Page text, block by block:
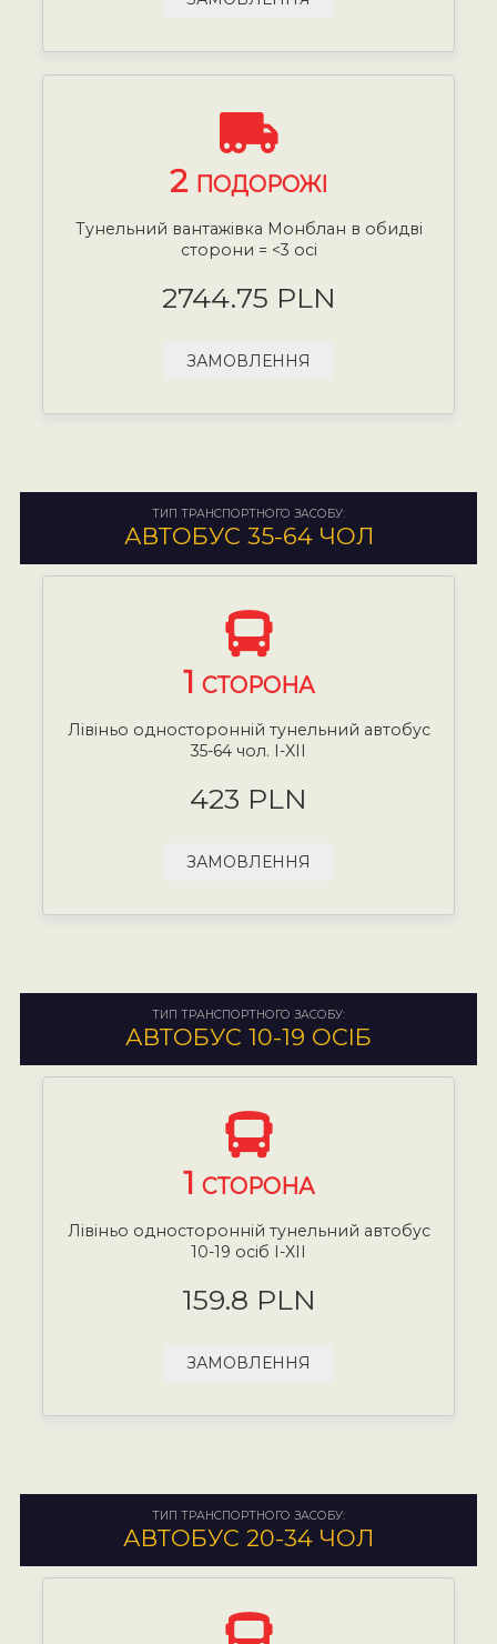
2 ПОДОРОЖІ
Тунельний вантажівка Монблан в обидві
сторони = <3 осі
2744.75 PLN
ЗАМОВЛЕННЯ
ТИП ТРАНСПОРТНОГО ЗАСОБУ:
АВТОБУС 35-64 ЧОЛ
1 СТОРОНА
Лівіньо односторонній тунельний автобус
35-64 чол. I-XII
423 PLN
ЗАМОВЛЕННЯ
ТИП ТРАНСПОРТНОГО ЗАСОБУ:
АВТОБУС 10-19 ОСІБ
1 СТОРОНА
Лівіньо односторонній тунельний автобус
10-19 осіб I-XII
159.8 PLN
ЗАМОВЛЕННЯ
ТИП ТРАНСПОРТНОГО ЗАСОБУ:
АВТОБУС 20-34 ЧОЛ